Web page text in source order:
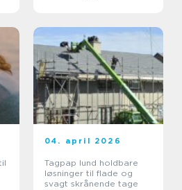
04. april 2026
Tagpap lund holdbare
løsninger til flade og
svagt skrånende tage